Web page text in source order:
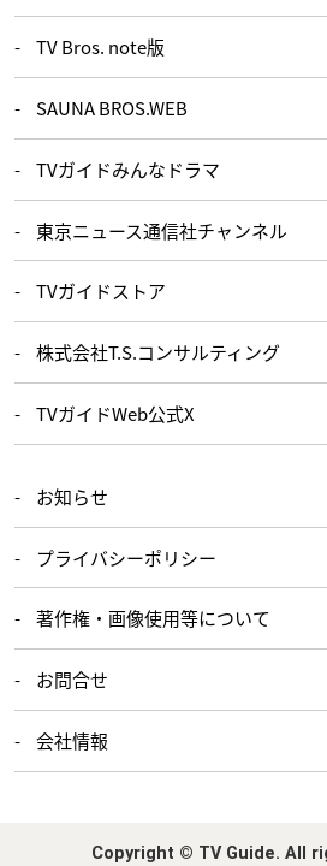
TV Bros. note版
SAUNA BROS.WEB
TVガイドみんなドラマ
東京ニュース通信社チャンネル
TVガイドストア
株式会社T.S.コンサルティング
TVガイドWeb公式X
お知らせ
プライバシーポリシー
著作権・画像使用等について
お問合せ
会社情報
Copyright © TV Guide. All